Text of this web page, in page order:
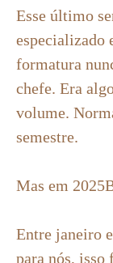
Esse último
especializado
formatura
chefe. Era
volume.
semestre.
Mas em
Entre janeiro
para nós, isso